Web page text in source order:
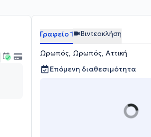
Γραφείο 1 Βιντεοκλήση
Ωρωπός, Ωρωπός, Αττική
Επόμενη διαθεσιμότητα